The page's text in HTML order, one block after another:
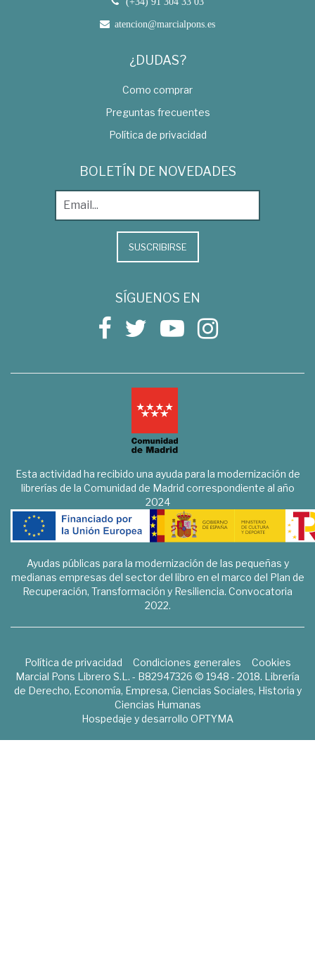
atencion@marcialpons.es
¿DUDAS?
Como comprar
Preguntas frecuentes
Política de privacidad
BOLETÍN DE NOVEDADES
SUSCRIBIRSE
SÍGUENOS EN
Esta actividad ha recibido una ayuda para la modernización de
librerías de la Comunidad de Madrid correspondiente al año
2024
Ayudas públicas para la modernización de las pequeñas y
medianas empresas del sector del libro en el marco del Plan de
Recuperación, Transformación y Resiliencia. Convocatoria
2022.
Política de privacidad Condiciones generales
Cookies
Marcial Pons Librero S.L. - B82947326 © 1948 - 2018. Librería
de Derecho, Economía, Empresa, Ciencias Sociales, Historia y
Ciencias Humanas
Hospedaje y desarrollo OPTYMA